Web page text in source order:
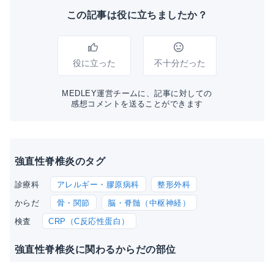
この記事は役に立ちましたか？
役に立った 不十分だった
MEDLEY運営チームに、記事に対しての
感想コメントを送ることができます
強直性脊椎炎のタグ
診療科 アレルギー・膠原病科 整形外科
からだ 骨・関節 脳・脊髄（中枢神経）
検査 CRP（C反応性蛋白）
強直性脊椎炎に関わるからだの部位